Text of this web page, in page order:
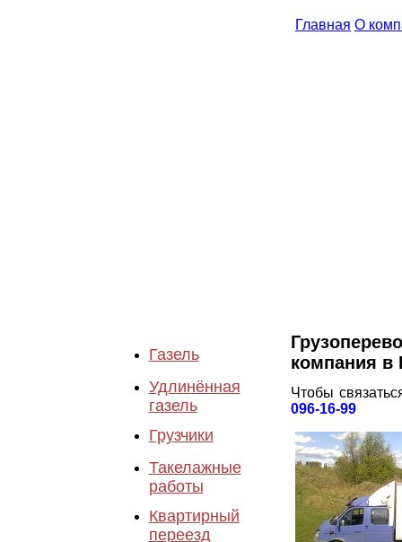
Главная О
Газель
Удлинённая
газель
Грузчики
Такелажные
работы
Квартирный
переезд
компания в
Чтобы
096-16-99